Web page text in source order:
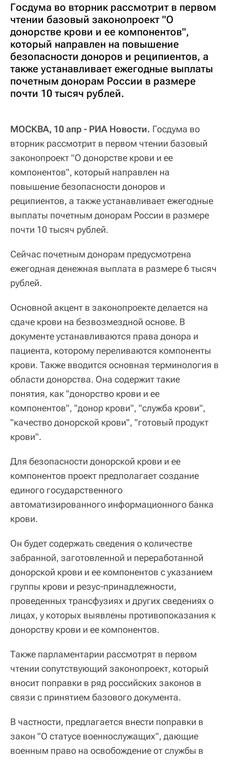
Госдума во вторник рассмотрит в первом
чтении базовый законопроект "О
донорстве крови и ее компонентов",
который направлен на повышение
безопасности доноров и реципиентов, а
также устанавливает ежегодные выплаты
почетным донорам России в размере
почти 10 тысяч рублей.
МОСКВА, 10 апр - РИА Новости. Госдума во
вторник рассмотрит в первом чтении базовый
законопроект "О донорстве крови и ее
компонентов", который направлен на
повышение безопасности доноров и
реципиентов, а также устанавливает ежегодные
выплаты почетным донорам России в размере
почти 10 тысяч рублей.
Сейчас почетным донорам предусмотрена
ежегодная денежная выплата в размере 6 тысяч
рублей.
Основной акцент в законопроекте делается на
сдаче крови на безвозмездной основе. В
документе устанавливаются права донора и
пациента, которому переливаются компоненты
крови. Также вводится основная терминология в
области донорства. Она содержит такие
понятия, как "донорство крови и ее
компонентов", "донор крови", "служба крови",
"качество донорской крови", "готовый продукт
крови".
Для безопасности донорской крови и ее
компонентов проект предполагает создание
единого государственного
автоматизированного информационного банка
крови.
Он будет содержать сведения о количестве
забранной, заготовленной и переработанной
донорской крови и ее компонентов с указанием
группы крови и резус-принадлежности,
проведенных трансфузиях и других сведениях о
лицах, у которых выявлены противопоказания к
донорству крови и ее компонентов.
Также парламентарии рассмотрят в первом
чтении сопутствующий законопроект, который
вносит поправки в ряд российских законов в
связи с принятием базового документа.
В частности, предлагается внести поправки в
закон "О статусе военнослужащих", дающие
военным право на освобождение от службы в